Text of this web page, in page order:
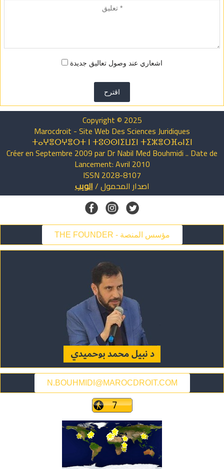
اشعاري عند وصول تعاليق جديدة
اقترح
Copyright © 2025
Marocdroit - Site Web Des Sciences Juridiques
ⵜⴰⵖⴻⵔⵖⴻⵔⵜ ⵏ ⵜⵓⵙⵙⵏⵉⵡⵉⵏ ⵜⵉⵣⴻⵔⴼⴰⵏⵉⵏ
Créer en Septembre 2009 par Dr Nabil Med Bouhmidi .. Date de
Lancement: Avril 2010
ISSN 2028-8107
اصدار المحمول/الويب
THE FOUNDER - مؤسس المنصة
N.BOUHMIDI@MAROCDROIT.COM